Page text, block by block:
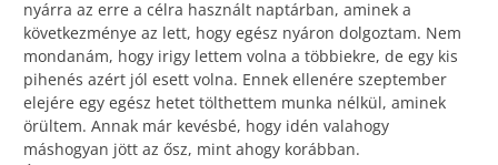
nyárra az erre a célra használt naptárban, aminek a
következménye az lett, hogy egész nyáron dolgoztam. Nem
mondanám, hogy irigy lettem volna a többiekre, de egy kis
pihenés azért jól esett volna. Ennek ellenére szeptember
elejére egy egész hetet tölthettem munka nélkül, aminek
örültem. Annak már kevésbé, hogy idén valahogy
máshogyan jött az ősz, mint ahogy korábban.